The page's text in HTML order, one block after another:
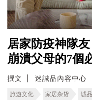
居家防疫神隊
崩潰父母的7個
撰文 迷誠品內容中心
旅遊文化 家居杂货 诚